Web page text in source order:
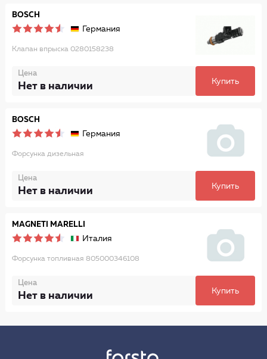
BOSCH
Германия
Клапан впрыска 0280158238
Цена
Нет в наличии Купить
BOSCH
Германия
Форсунка дизельная
Цена
Нет в наличии Купить
MAGNETI MARELLI
Италия
Форсунка топливная 805000346108
Цена
Нет в наличии Купить